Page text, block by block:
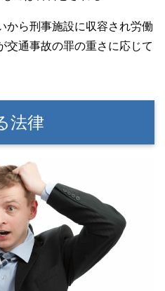
から刑事施設に収容され労働
交通事故の罪の重さに応じて
法律